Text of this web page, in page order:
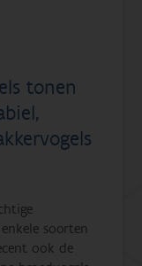
tonen
soorten
ook de